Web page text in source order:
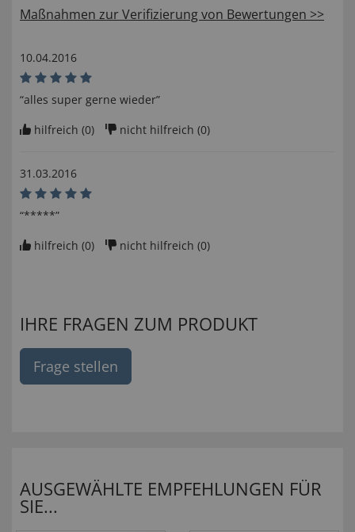
Maßnahmen zur Verifizierung von Bewertungen >>
10.04.2016
“alles super gerne wieder”
hilfreich (0) nicht hilfreich (0)
31.03.2016
“*****”
hilfreich (0) nicht hilfreich (0)
IHRE FRAGEN ZUM PRODUKT
Frage stellen
AUSGEWÄHLTE EMPFEHLUNGEN FÜR
SIE...